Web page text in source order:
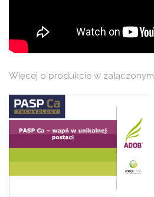
Więcej o produkcie w załączonym